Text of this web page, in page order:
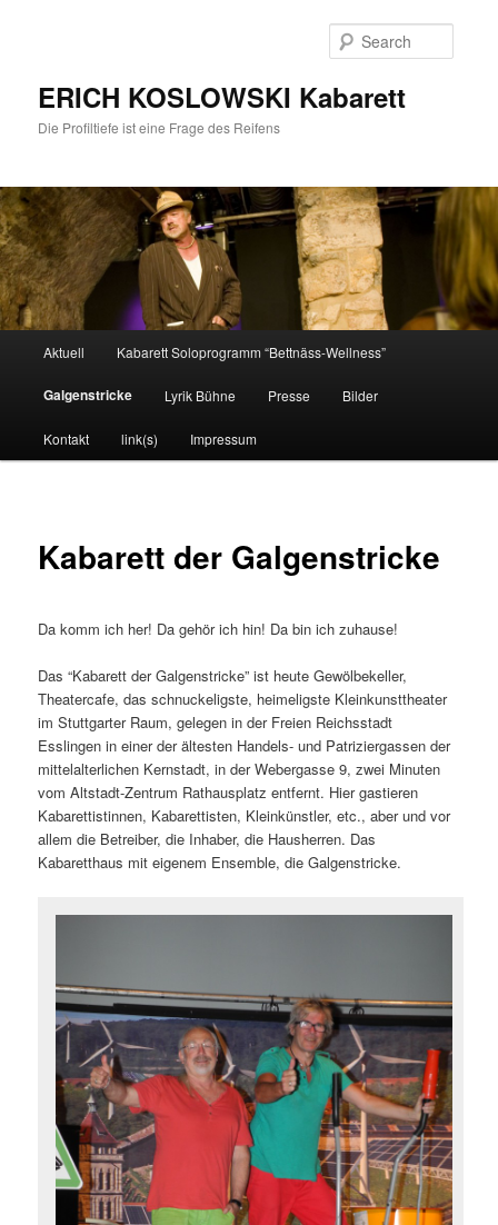
ERICH KOSLOWSKI Kabarett
Die Profiltiefe ist eine Frage des Reifens
Skip to primary content
Skip to secondary content
Aktuell Kabarett Soloprogramm “Bettnäss-Wellness”
Galgenstricke Lyrik Bühne Presse Bilder
Kontakt link(s) Impressum
Kabarett der Galgenstricke
Da komm ich her! Da gehör ich hin! Da bin ich zuhause!
Das “Kabarett der Galgenstricke” ist heute Gewölbekeller,
Theatercafe, das schnuckeligste, heimeligste Kleinkunsttheater
im Stuttgarter Raum, gelegen in der Freien Reichsstadt
Esslingen in einer der ältesten Handels- und Patriziergassen der
mittelalterlichen Kernstadt, in der Webergasse 9, zwei Minuten
vom Altstadt-Zentrum Rathausplatz entfernt. Hier gastieren
Kabarettistinnen, Kabarettisten, Kleinkünstler, etc., aber und vor
allem die Betreiber, die Inhaber, die Hausherren. Das
Kabaretthaus mit eigenem Ensemble, die Galgenstricke.